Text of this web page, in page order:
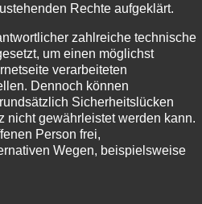
TAGESLICHTSTUDIO
BADEN
Rechte aufgeklärt.
zahlreiche technische
um einen möglichst
verarbeiteten
Dennoch können
Sicherheitslücken
nicht gewährleistet werden kann.
Person frei,
Wegen, beispielsweise